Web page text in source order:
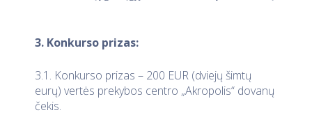
3. Konkurso prizas:
3.1. Konkurso prizas – 200 EUR (dviejų šimtų
eurų) vertės prekybos centro „Akropolis“ dovanų
čekis.